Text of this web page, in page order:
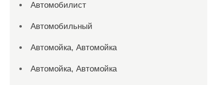
Автомобилист
Автомобильный
Автомойка, Автомойка
Автомойка, Автомойка